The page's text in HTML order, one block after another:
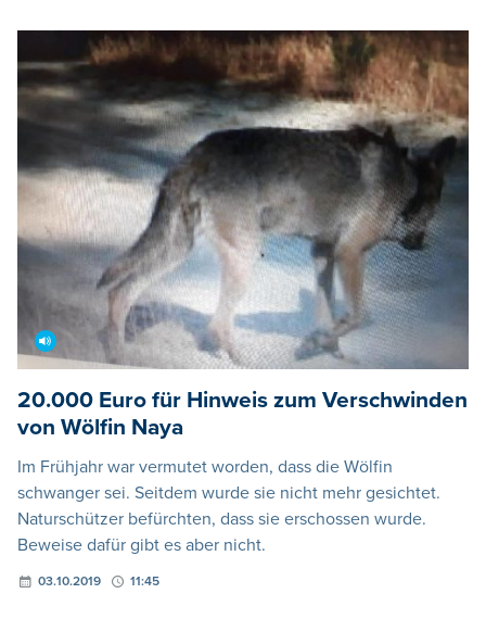
20.000 Euro für Hinweis zum Verschwinden
von Wölfin Naya
Im Frühjahr war vermutet worden, dass die Wölfin
schwanger sei. Seitdem wurde sie nicht mehr gesichtet.
Naturschützer befürchten, dass sie erschossen wurde.
Beweise dafür gibt es aber nicht.
03.10.2019 11:45